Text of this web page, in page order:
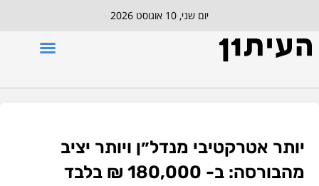
יום שני, 10 אוגוסט 2026
יותר אטרקטיבי מנדל״ן ויותר יציב
מהבורסה: ב- 180,000 ₪ בלבד